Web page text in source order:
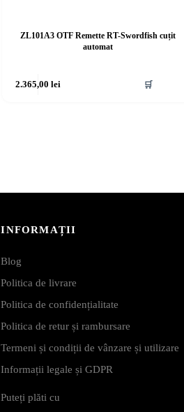
ZL101A3 OTF Remette RT-Swordfish cuțit
automat
2.365,00lei 🛒
INFORMAȚII
Blog
Politica de livrare
Politica de confidențialitate
Politica de retur și rambursare
Termeni și condiții de vânzare și utilizare
Informații legale și GDPR
Puteți plăti cu